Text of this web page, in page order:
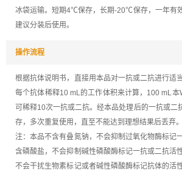
冰袋运输。短期4℃保存，长期-20℃保存，一年有
建议分装后使用。
操作流程
根据抗体说明书，直接用本品对一抗或二抗进行适
每个抗体稀释10 mL的工作体积来计算，100 mL本
可稀释10次一抗或二抗。经本品处理后的一抗或二
存，多次重复使用，直至不能达到理想结果后丢弃。
注：本品不含有叠氮钠，不会抑制过氧化物酶标记
含磷酸盐，不会抑制碱性磷酸酶标记一抗或二抗活
不会干扰生物素标记或者碱性磷酸酶标记抗体的活